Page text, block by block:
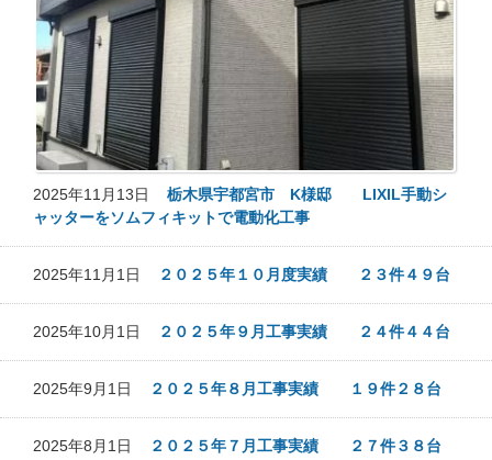
2025年11月13日 栃木県宇都宮市 K様邸 LIXIL手動シ
ャッターをソムフィキットで電動化工事
2025年11月1日 ２０２５年１０月度実績 ２３件４９台
2025年10月1日 ２０２５年９月工事実績 ２４件４４台
2025年9月1日 ２０２５年８月工事実績 １９件２８台
2025年8月1日 ２０２５年７月工事実績 ２７件３８台